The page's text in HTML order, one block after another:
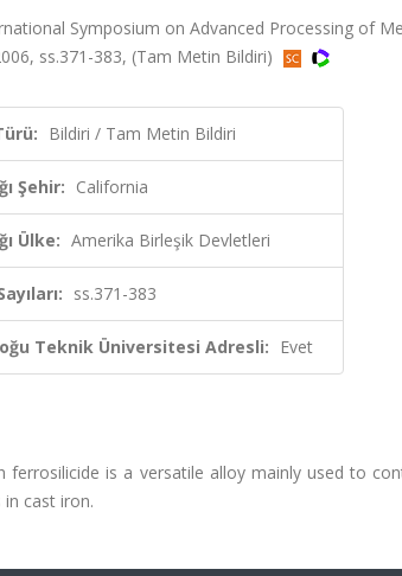
Symposium on Advanced Processing of
ss.371-383, (Tam Metin Bildiri)
Bildiri / Tam Metin Bildiri
Şehir: California
Ülke: Amerika Birleşik Devletleri
ss.371-383
Teknik Üniversitesi Adresli: Evet
ferrosilicide is a versatile alloy mainly used to
cast iron.